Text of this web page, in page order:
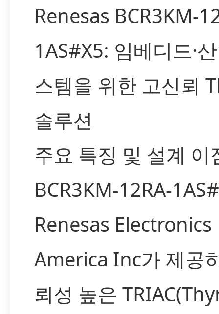
Renesas BCR3KM-
1AS#X5: 임베디드·
스템을 위한 고신뢰
솔루션
주요 특징 및 설계 이
BCR3KM-12RA-
Renesas Electronics
America Inc가 제공
뢰성 높은